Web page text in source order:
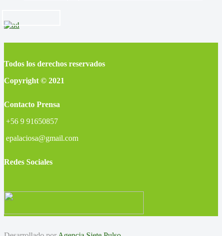
Todos los derechos reservados
Copyright © 2021
Contacto Prensa
+56 9 91650857
epalaciosa@gmail.com
Redes Sociales